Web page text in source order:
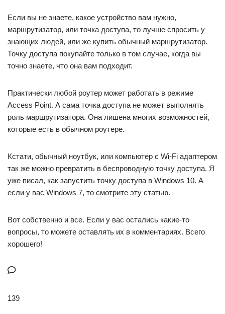
Если вы не знаете, какое устройство вам нужно,
маршрутизатор, или точка доступа, то лучше спросить у
знающих людей, или же купить обычный маршрутизатор.
Точку доступа покупайте только в том случае, когда вы
точно знаете, что она вам подходит.
Практически любой роутер может работать в режиме
Access Point. А сама точка доступа не может выполнять
роль маршрутизатора. Она лишена многих возможностей,
которые есть в обычном роутере.
Кстати, обычный ноутбук, или компьютер с Wi-Fi адаптером
так же можно превратить в беспроводную точку доступа. Я
уже писал, как запустить точку доступа в Windows 10. А
если у вас Windows 7, то смотрите эту статью.
Вот собственно и все. Если у вас остались какие-то
вопросы, то можете оставлять их в комментариях. Всего
хорошего!
139